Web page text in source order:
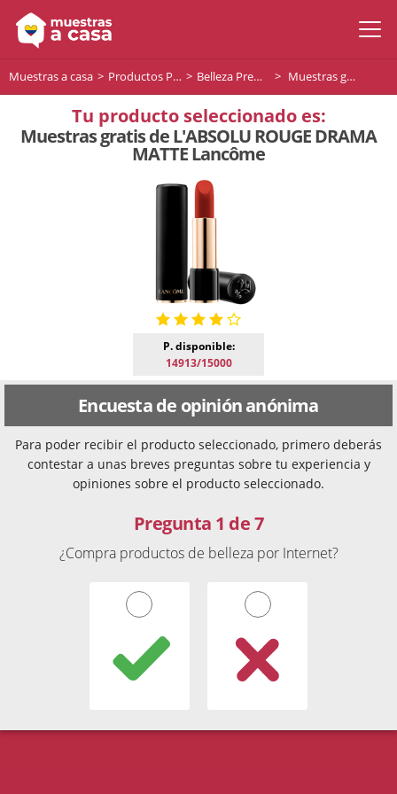
Muestras a casa Productos Premium Belleza Premium Muestras gratis de L'ABSOLU ROUGE DRAMA MATTE Lancôme
Tu producto seleccionado es:
Muestras gratis de L'ABSOLU ROUGE DRAMA
MATTE Lancôme
P. disponible:
14913/15000
Encuesta de opinión anónima
Para poder recibir el producto seleccionado, primero deberás
contestar a unas breves preguntas sobre tu experiencia y
opiniones sobre el producto seleccionado.
Pregunta 1 de 7
¿Compra productos de belleza por Internet?